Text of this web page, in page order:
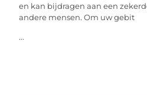
en kan bijdragen aan een
andere mensen. Om uw gebit
...